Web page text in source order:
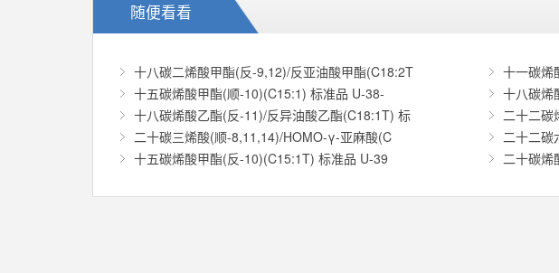
随便看看
十八碳二烯酸甲酯(反-9,12)/反亚油酸甲酯(C18:2T
十一碳烯
十五碳烯酸甲酯(顺-10)(C15:1) 标准品 U-38-
十八碳烯
十八碳烯酸乙酯(反-11)/反异油酸乙酯(C18:1T) 标
二十二碳
二十碳三烯酸(顺-8,11,14)/HOMO-γ-亚麻酸(C
二十二碳
十五碳烯酸甲酯(反-10)(C15:1T) 标准品 U-39
二十碳烯